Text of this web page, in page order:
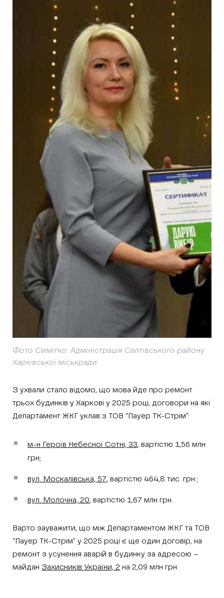
Фото Симітко: Адміністрація Салтівського району
Харківської міськради
З ухвали стало відомо, що мова йде про ремонт
трьох будинків у Харкові у 2025 році, договори на які
Департамент ЖКГ уклав з ТОВ “Пауер ТК-Стрім”:
м-н Героїв Небесної Сотні, 33, вартістю 1,56 млн
грн;
вул. Москалівська, 57, вартістю 464,8 тис. грн.;
вул. Молочна, 20, вартістю 1,67 млн грн.
Варто зауважити, що між Департаментом ЖКГ та ТОВ
“Пауер ТК-Стрім” у 2025 році є ще один договір, на
ремонт з усунення аварій в будинку за адресою –
майдан Захисників України, 2 на 2,09 млн грн.